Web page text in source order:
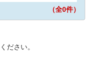
（全0件）
ださい。